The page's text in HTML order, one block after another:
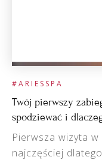
#ARIESSPA
Twój pierwszy
spodziewać i
Pierwsza wizyta w
najczęściej